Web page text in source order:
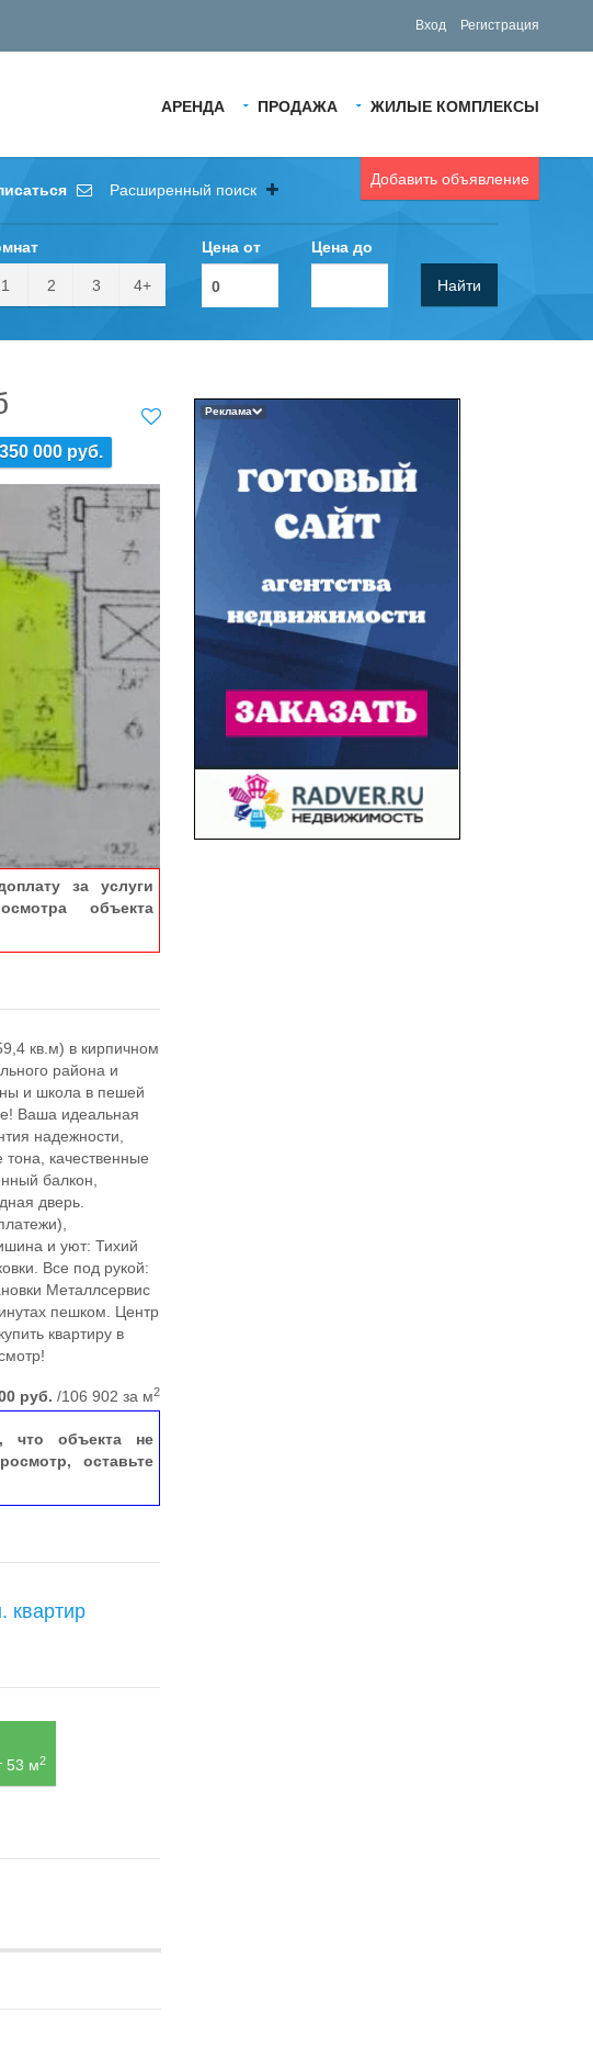
Вход Регистрация
АРЕНДА ПРОДАЖА ЖИЛЫЕ КОМПЛЕКСЫ
Добавить объявление
Расширенный поиск
1 2 3 4+
Цена от Цена до
Найти
000 руб.
за услуги
объекта
кв.м) в кирпичном
района и
и школа в пешей
Ваша идеальная
надежности,
качественные
балкон,
дверь.
и уют: Тихий
Все под рукой:
Металлсервис
пешком. Центр
квартиру в
руб. /106 902 за м2
что объекта не
оставьте
квартир
53 м2
Реклама